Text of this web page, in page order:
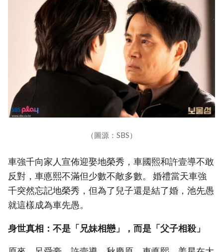
（圖源：SBS）
車強千向家人宣佈迎娶地榮秀，車國熙和許壹導不敢
反對，車悳熙不滿但少數不敵多數。 婚禮當天車強
千突然忘記地榮秀，但為了兒子還是結了婚，池先愚
就這樣成為車先愚。
身世真相：不是「兄妹相戀」，而是「父子相殺」